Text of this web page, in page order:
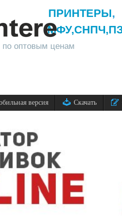
оптовым ценам
ПРИНТЕРЫ,
МФУ,СНПЧ,
версия Скачать